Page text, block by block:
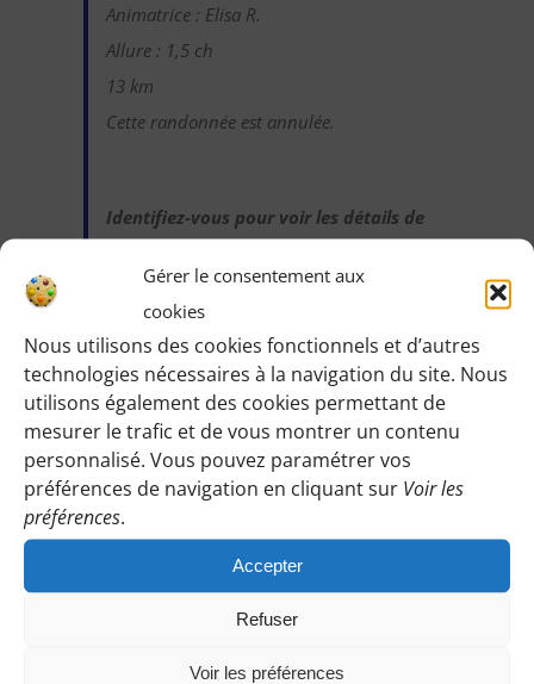
Gérer le consentement aux
cookies
Nous utilisons des cookies fonctionnels et d’autres
technologies nécessaires à la navigation du site. Nous
utilisons également des cookies permettant de
mesurer le trafic et de vous montrer un contenu
personnalisé. Vous pouvez paramétrer vos
préférences de navigation en cliquant sur Voir les
préférences.
Accepter
Refuser
Voir les préférences
Animatrice : Elisa R.
Allure : 1,5 ch
13 km
Cette randonnée est annulée.
Identifiez-vous pour voir les détails de
Une fois identifiée en tant qu’adhérente,
vous pourrez accéder ici à toutes les
informations de rendez-vous, horaires,
lieux etc.
M’IDENTIFIER
Vous pouvez participer à une
randonnée d’essai sans engagement